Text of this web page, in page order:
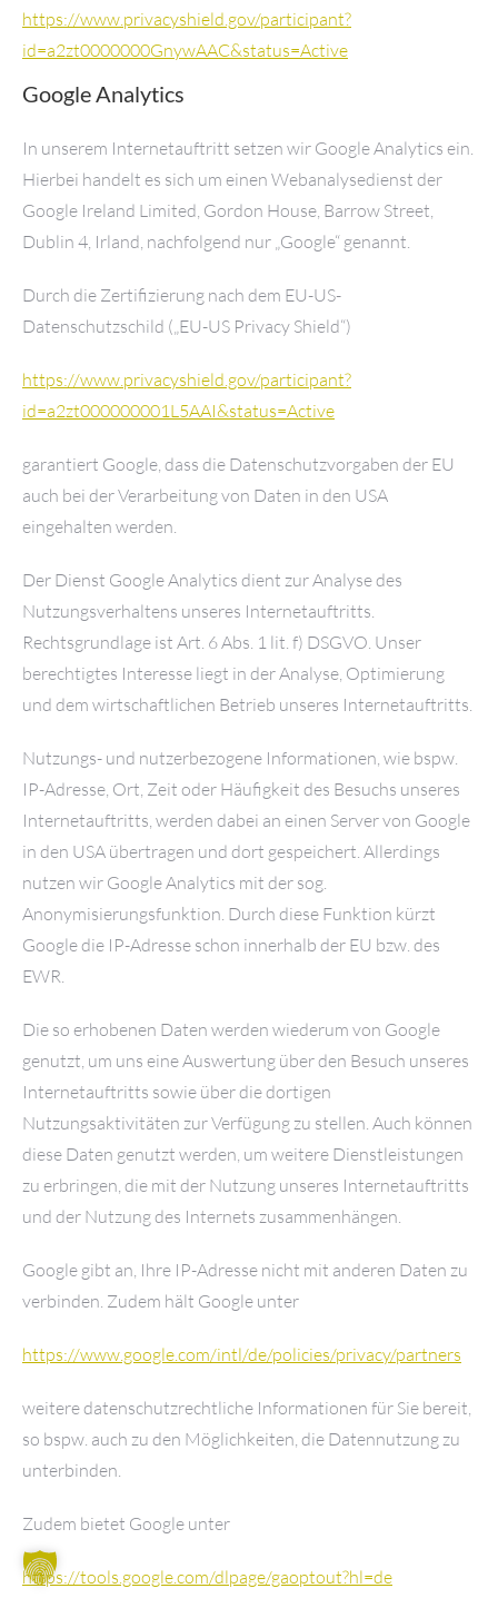
https://www.privacyshield.gov/participant?
id=a2zt0000000GnywAAC&status=Active
Google Analytics
In unserem Internetauftritt setzen wir Google Analytics ein.
Hierbei handelt es sich um einen Webanalysedienst der
Google Ireland Limited, Gordon House, Barrow Street,
Dublin 4, Irland, nachfolgend nur „Google“ genannt.
Durch die Zertifizierung nach dem EU-US-
Datenschutzschild („EU-US Privacy Shield“)
https://www.privacyshield.gov/participant?
id=a2zt000000001L5AAI&status=Active
garantiert Google, dass die Datenschutzvorgaben der EU
auch bei der Verarbeitung von Daten in den USA
eingehalten werden.
Der Dienst Google Analytics dient zur Analyse des
Nutzungsverhaltens unseres Internetauftritts.
Rechtsgrundlage ist Art. 6 Abs. 1 lit. f) DSGVO. Unser
berechtigtes Interesse liegt in der Analyse, Optimierung
und dem wirtschaftlichen Betrieb unseres Internetauftritts.
Nutzungs- und nutzerbezogene Informationen, wie bspw.
IP-Adresse, Ort, Zeit oder Häufigkeit des Besuchs unseres
Internetauftritts, werden dabei an einen Server von Google
in den USA übertragen und dort gespeichert. Allerdings
nutzen wir Google Analytics mit der sog.
Anonymisierungsfunktion. Durch diese Funktion kürzt
Google die IP-Adresse schon innerhalb der EU bzw. des
EWR.
Die so erhobenen Daten werden wiederum von Google
genutzt, um uns eine Auswertung über den Besuch unseres
Internetauftritts sowie über die dortigen
Nutzungsaktivitäten zur Verfügung zu stellen. Auch können
diese Daten genutzt werden, um weitere Dienstleistungen
zu erbringen, die mit der Nutzung unseres Internetauftritts
und der Nutzung des Internets zusammenhängen.
Google gibt an, Ihre IP-Adresse nicht mit anderen Daten zu
verbinden. Zudem hält Google unter
https://www.google.com/intl/de/policies/privacy/partners
weitere datenschutzrechtliche Informationen für Sie bereit,
so bspw. auch zu den Möglichkeiten, die Datennutzung zu
unterbinden.
Zudem bietet Google unter
https://tools.google.com/dlpage/gaoptout?hl=de